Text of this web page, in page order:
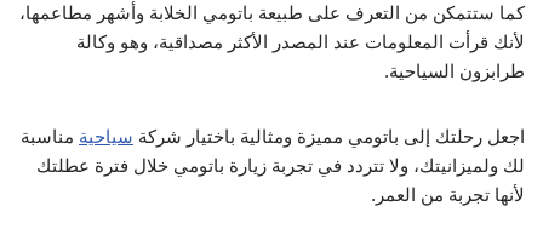
كما ستتمكن من التعرف على طبيعة باتومي الخلابة وأشهر مطاعمها،
لأنك قرأت المعلومات عند المصدر الأكثر مصداقية، وهو وكالة
طرابزون السياحية.
اجعل رحلتك إلى باتومي مميزة ومثالية باختيار شركة سياحية مناسبة
لك ولميزانيتك، ولا تتردد في تجربة زيارة باتومي خلال فترة عطلتك
لأنها تجربة من العمر.